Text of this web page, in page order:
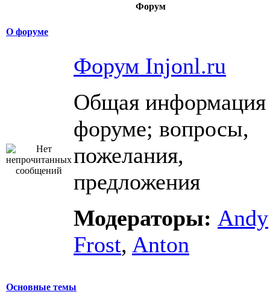
Форум
О форуме
Форум Injonl.ru
Общая информация
форуме; вопросы,
пожелания,
предложения
Модераторы: Andy
Frost, Anton
Основные темы